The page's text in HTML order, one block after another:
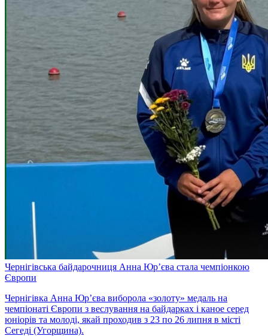
Чернігівська байдарочниця Анна Юр’єва стала чемпіонкою
Європи
Чернігівка Анна Юр’єва виборола «золоту» медаль на
чемпіонаті Європи з веслування на байдарках і каное серед
юніорів та молоді, якай проходив з 23 по 26 липня в місті
Сегеді (Угорщина).